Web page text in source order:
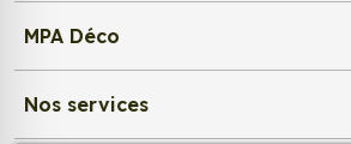
la cuisine. Ils peuvent être
les murs, les appareils
accessoires de cuisine.
Pour la salle de bain : nos
MPA Déco
Nos services